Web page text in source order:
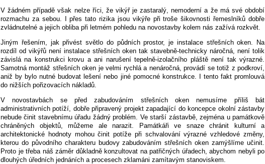
V žádném případě však nelze říci, že vikýř je zastaralý, nemoderní a že má své období
rozmachu za sebou. I přes tato rizika jsou vikýře při troše šikovnosti řemeslníků dobře
zvládnutelné a jejich obliba při letmém pohledu na novostavby kolem nás zažívá rozkvět.
Jiným řešením, jak přivést světlo do půdních prostor, je instalace střešních oken. Na
rozdíl od vikýřů není instalace střešních oken tak stavebně-technicky náročná, není tolik
závislá na konstrukci krovu a ani narušení tepelně-izolačního pláště není tak výrazné.
Samotná montáž střešních oken je velmi rychlá a nenáročná, provádí se totiž z podkroví,
aniž by bylo nutné budovat lešení nebo jiné pomocné konstrukce. I tento fakt promlouvá
do nižších pořizovacích nákladů.
V novostavbách se před zabudováním střešních oken nemusíme příliš bát
administrativních potíží, dobře připravený projekt zapadající do koncepce okolní zástavby
nebude činit stavebnímu úřadu žádný problém. Ve starší zástavbě, zejména u památkově
chráněných objektů, můžeme ale narazit. Památkáři ve snaze chránit kulturní a
architektonické hodnoty mohou činit potíže při schvalování výrazné vzhledové změny,
kterou do původního charakteru budovy zabudováním střešních oken zamýšlíme učinit.
Proto je třeba náš záměr důkladně konzultovat na patřičných úřadech, abychom nebyli po
dlouhých úředních jednáních a procesech zklamáni zamítavým stanoviskem.